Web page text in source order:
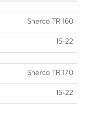
Sherco TR 160
15-22
Sherco TR 170
15-22